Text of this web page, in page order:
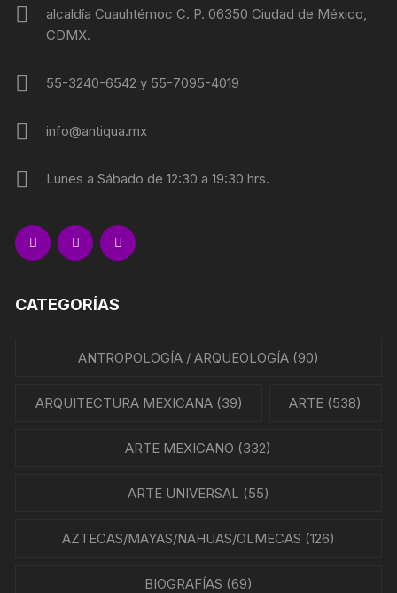
alcaldía Cuauhtémoc C. P. 06350 Ciudad de México,
CDMX.
55-3240-6542 y 55-7095-4019
info@antiqua.mx
Lunes a Sábado de 12:30 a 19:30 hrs.
CATEGORÍAS
ANTROPOLOGÍA / ARQUEOLOGÍA(90)
ARQUITECTURA MEXICANA(39) ARTE (538)
ARTE MEXICANO (332)
ARTE UNIVERSAL (55)
AZTECAS/MAYAS/NAHUAS/OLMECAS (126)
BIOGRAFÍAS (69)